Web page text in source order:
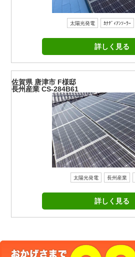
太陽光発電 ｶﾅﾃﾞｨｱﾝｿｰﾗｰ
詳しく見る
佐賀県 唐津市 F様邸
長州産業 CS-284B61
太陽光発電 長州産業
詳しく見る